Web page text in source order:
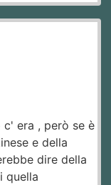
c' era , però se è
e della
dire della
quella